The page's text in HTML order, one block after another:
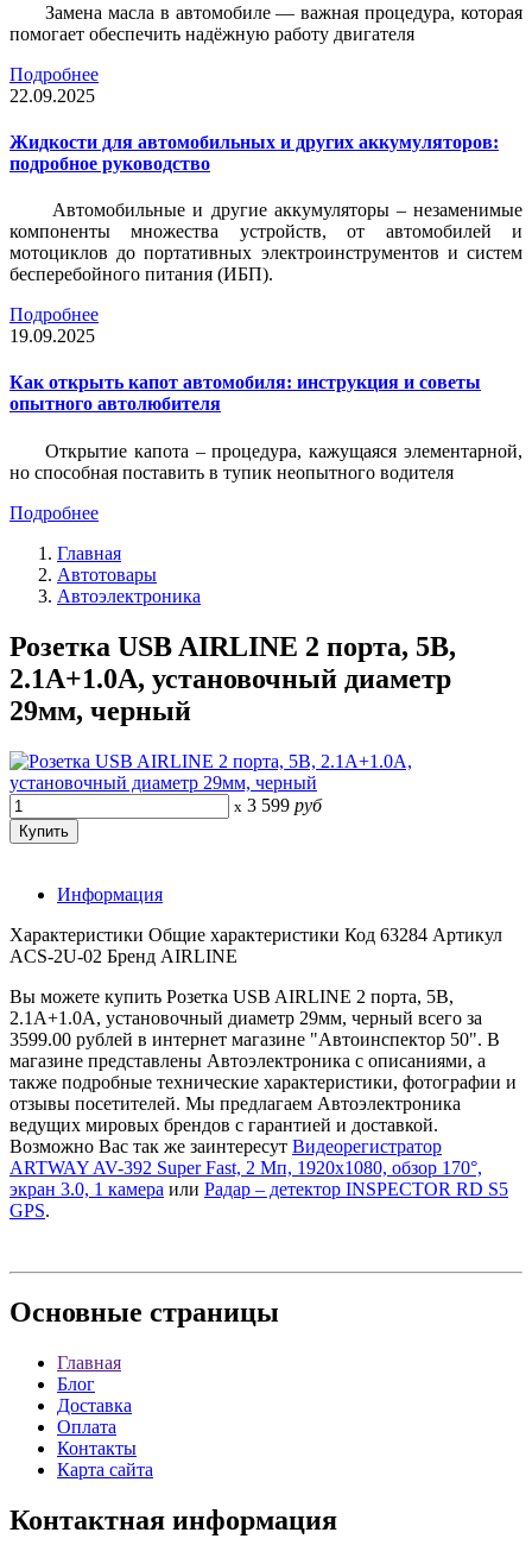
Замена масла в автомобиле — важная процедура, которая
помогает обеспечить надёжную работу двигателя
Подробнее
22.09.2025
Жидкости для автомобильных и других аккумуляторов:
подробное руководство
Автомобильные и другие аккумуляторы – незаменимые
компоненты множества устройств, от автомобилей и
мотоциклов до портативных электроинструментов и систем
бесперебойного питания (ИБП).
Подробнее
19.09.2025
Как открыть капот автомобиля: инструкция и советы
опытного автолюбителя
Открытие капота – процедура, кажущаяся элементарной,
но способная поставить в тупик неопытного водителя
Подробнее
Главная
Автотовары
Автоэлектроника
Розетка USB AIRLINE 2 порта, 5В,
2.1А+1.0А, установочный диаметр
29мм, черный
x 3 599 руб
Информация
Характеристики Общие характеристики Код 63284 Артикул
ACS-2U-02 Бренд AIRLINE
Вы можете купить Розетка USB AIRLINE 2 порта, 5В,
2.1А+1.0А, установочный диаметр 29мм, черный всего за
3599.00 рублей в интернет магазине "Автоинспектор 50". В
магазине представлены Автоэлектроника с описаниями, а
также подробные технические характеристики, фотографии и
отзывы посетителей. Мы предлагаем Автоэлектроника
ведущих мировых брендов с гарантией и доставкой.
Возможно Вас так же заинтересут Видеорегистратор
ARTWAY AV-392 Super Fast, 2 Мп, 1920х1080, обзор 170°,
экран 3.0, 1 камера или Радар – детектор INSPECTOR RD S5
GPS.
Основные страницы
Главная
Блог
Доставка
Оплата
Контакты
Карта сайта
Контактная информация